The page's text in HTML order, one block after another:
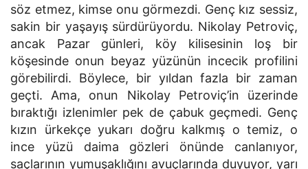
söz etmez, kimse onu görmezdi. Genç kız sessiz,
sakin bir yaşayış sürdürüyordu. Nikolay Petroviç,
ancak Pazar günleri, köy kilisesinin loş bir
köşesinde onun beyaz yüzünün incecik profilini
görebilirdi. Böylece, bir yıldan fazla bir zaman
geçti. Ama, onun Nikolay Petroviç’in üzerinde
bıraktığı izlenimler pek de çabuk geçmedi. Genç
kızın ürkekçe yukarı doğru kalkmış o temiz, o
ince yüzü daima gözleri önünde canlanıyor,
saçlarının yumuşaklığını avuçlarında duyuyor, yarı